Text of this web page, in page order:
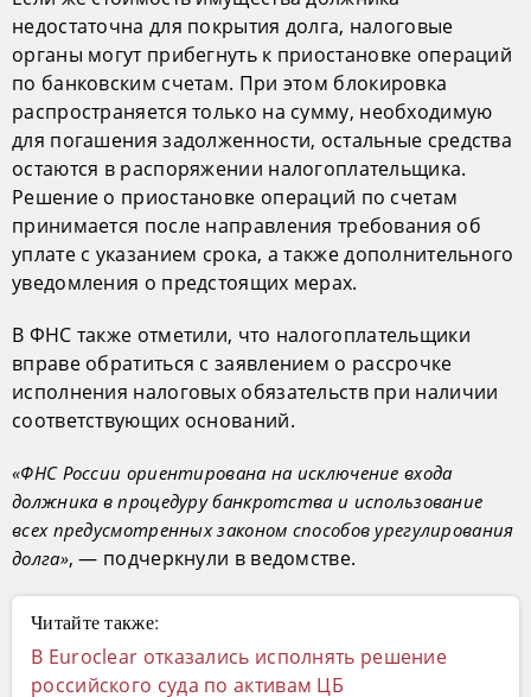
недостаточна для покрытия долга, налоговые
органы могут прибегнуть к приостановке операций
по банковским счетам. При этом блокировка
распространяется только на сумму, необходимую
для погашения задолженности, остальные средства
остаются в распоряжении налогоплательщика.
Решение о приостановке операций по счетам
принимается после направления требования об
уплате с указанием срока, а также дополнительного
уведомления о предстоящих мерах.
В ФНС также отметили, что налогоплательщики
вправе обратиться с заявлением о рассрочке
исполнения налоговых обязательств при наличии
соответствующих оснований.
«ФНС России ориентирована на исключение входа
должника в процедуру банкротства и использование
всех предусмотренных законом способов урегулирования
долга», — подчеркнули в ведомстве.
Читайте также:
В Euroclear отказались исполнять решение
российского суда по активам ЦБ